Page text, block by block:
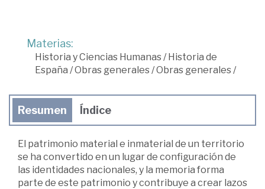
Materias:
Historia y Ciencias Humanas/Historia de
España /Obras generales/Obras generales/
Resumen Índice
El patrimonio material e inmaterial de un territorio
se ha convertido en un lugar de configuración de
las identidades nacionales, y la memoria forma
parte de este patrimonio y contribuye a crear lazos